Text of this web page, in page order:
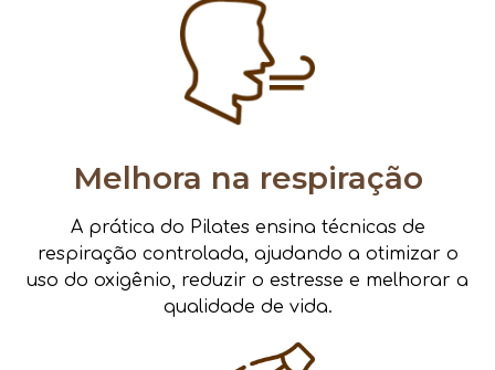
Melhora na respiração
A prática do Pilates ensina técnicas de
respiração controlada, ajudando a otimizar o
uso do oxigênio, reduzir o estresse e melhorar a
qualidade de vida.